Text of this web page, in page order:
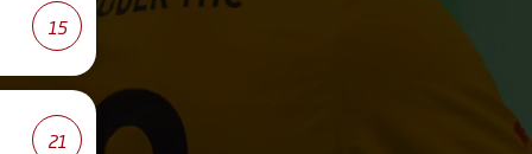
15
21